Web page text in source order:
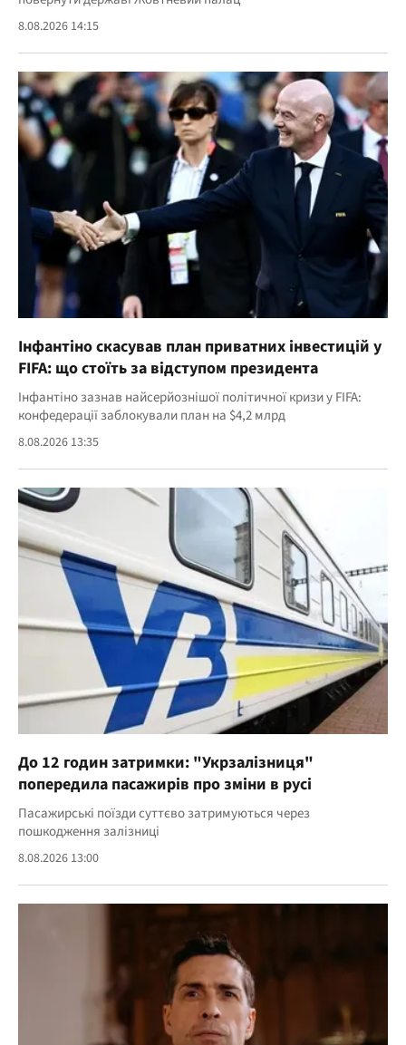
8.08.2026 14:15
Інфантіно скасував план приватних інвестицій у
FIFA: що стоїть за відступом президента
Інфантіно зазнав найсерйознішої політичної кризи у FIFA:
конфедерації заблокували план на $4,2 млрд
8.08.2026 13:35
До 12 годин затримки: "Укрзалізниця"
попередила пасажирів про зміни в русі
Пасажирські поїзди суттєво затримуються через
пошкодження залізниці
8.08.2026 13:00